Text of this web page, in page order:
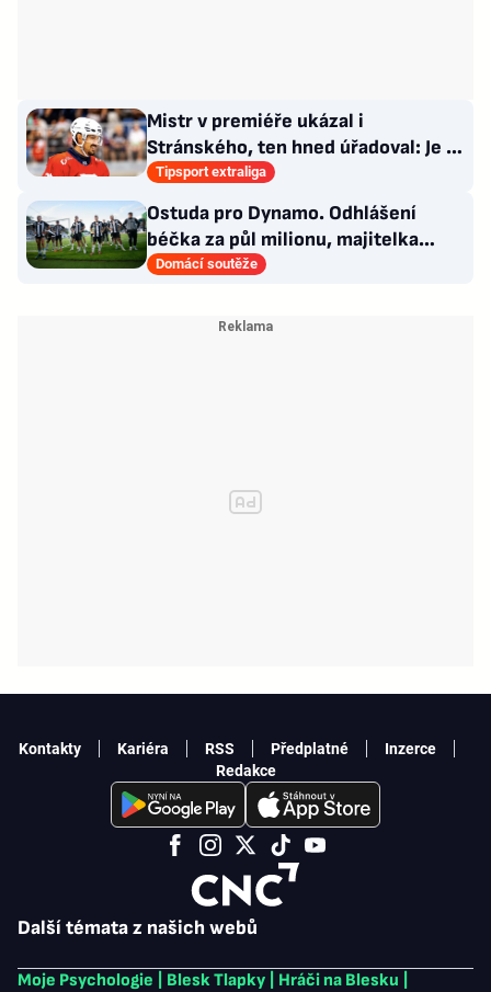
Mistr v premiéře ukázal i
Stránského, ten hned úřadoval: Je to
pro mě úplně nové…
Tipsport extraliga
Ostuda pro Dynamo. Odhlášení
béčka za půl milionu, majitelka
odmítla nabídku kraje
Domácí soutěže
Další témata z našich webů
Moje Psychologie Blesk Tlapky Hráči na Blesku
Kontakty Kariéra RSS Předplatné
Inzerce
Redakce